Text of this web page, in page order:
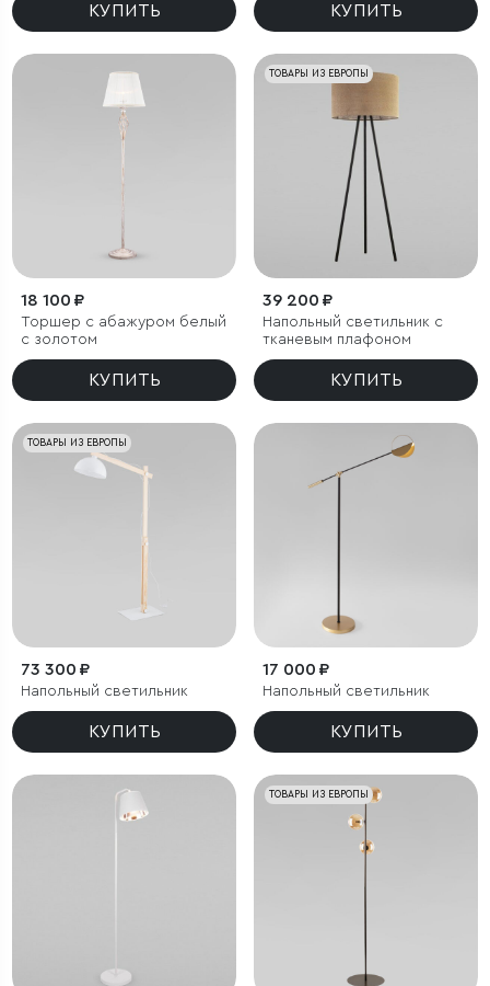
КУПИТЬ КУПИТЬ
18 100 ₽
Торшер с абажуром белый
с золотом
КУПИТЬ
ТОВАРЫ ИЗ ЕВРОПЫ
39 200 ₽
Напольный светильник с
тканевым плафоном
КУПИТЬ
ТОВАРЫ ИЗ ЕВРОПЫ
73 300 ₽
Напольный светильник
КУПИТЬ
17 000 ₽
Напольный светильник
КУПИТЬ
ТОВАРЫ ИЗ ЕВРОПЫ